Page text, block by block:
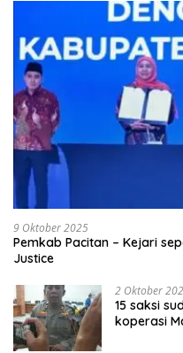
9 Oktober 2025
Pemkab Pacitan – Kejari
Justice
2 Oktober
15 saksi
koperasi